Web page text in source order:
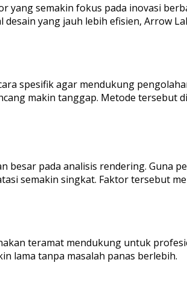
semakin fokus pada inovasi
yang jauh lebih efisien, Arrow
spesifik agar mendukung
makin tanggap. Metode tersebut
besar pada analisis rendering. Guna
semakin singkat. Faktor tersebut
teramat mendukung untuk
lama tanpa masalah panas berlebih.